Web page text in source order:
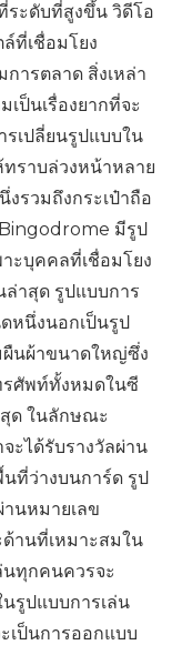
ระดับที่สูงขึ้น วิดีโอ
ที่เชื่อมโยง
ารตลาด สิ่งเหล่า
ป็นเรื่องยากที่จะ
เปลี่ยนรูปแบบใน
ราบล่วงหน้าหลาย
รวมถึงกระเป๋าถือ
มีรูป
ะบุคคลที่เชื่อมโยง
าสุด รูปแบบการ
หนึ่งนอกเป็นรูป
ผืนผ้าขนาดใหญ่ซึ่ง
รศัพท์ทั้งหมดในซี
ด ในลักษณะ
ะได้รับรางวัลผ่าน
ที่ว่างบนการ์ด รูป
นหมายเลข
านที่เหมาะสมใน
นทุกคนควรจะ
รูปแบบการเล่น
เป็นการออกแบบ